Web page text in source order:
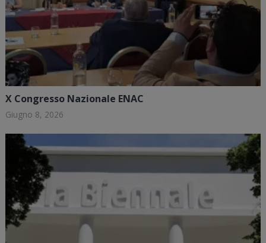
X Congresso Nazionale ENAC
Giugno 8, 2026